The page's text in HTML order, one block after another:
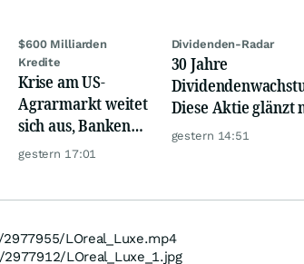
$600 Milliarden
Kredite
Krise am US-
Agrarmarkt weitet
sich aus, Banken
werden nervös
gestern 17:01
Dividenden-Radar
30 Jahre
Diese Aktie glänzt
Traum-Renditen
gestern 14:51
LOreal_Luxe.mp4
LOreal_Luxe_1.jpg